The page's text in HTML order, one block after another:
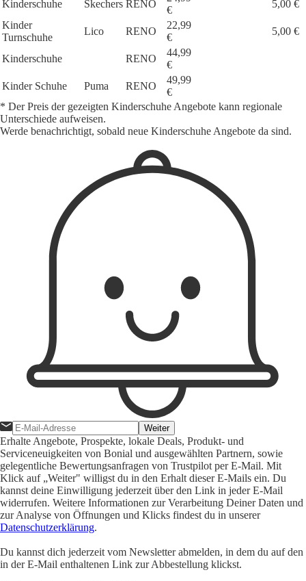
Kinderschuhe Skechers RENO
€
5,00 €
Kinder
Turnschuhe
Lico RENO
22,99
€
5,00 €
Kinderschuhe RENO
44,99
€
Kinder Schuhe
Puma RENO
49,99
€
* Der Preis der gezeigten Kinderschuhe Angebote kann regionale
Unterschiede aufweisen.
Werde benachrichtigt, sobald neue Kinderschuhe Angebote da sind.
Weiter
Erhalte Angebote, Prospekte, lokale Deals, Produkt- und
Serviceneuigkeiten von Bonial und ausgewählten Partnern, sowie
gelegentliche Bewertungsanfragen von Trustpilot per E-Mail. Mit
Klick auf „Weiter" willigst du in den Erhalt dieser E-Mails ein. Du
kannst deine Einwilligung jederzeit über den Link in jeder E-Mail
widerrufen. Weitere Informationen zur Verarbeitung Deiner Daten und
zur Analyse von Öffnungen und Klicks findest du in unserer
Datenschutzerklärung.
Du kannst dich jederzeit vom Newsletter abmelden, in dem du auf den
in der E-Mail enthaltenen Link zur Abbestellung klickst.